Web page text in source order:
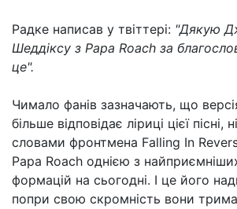
Радке написав у твіттері: "Дякую
Шеддіксу з Papa Roach за
це".
Чимало фанів зазначають, що
більше відповідає ліриці цієї пісні,
словами фронтмена Falling In
Papa Roach однією з
формацій на сьогодні. І це його
попри свою скромність вони